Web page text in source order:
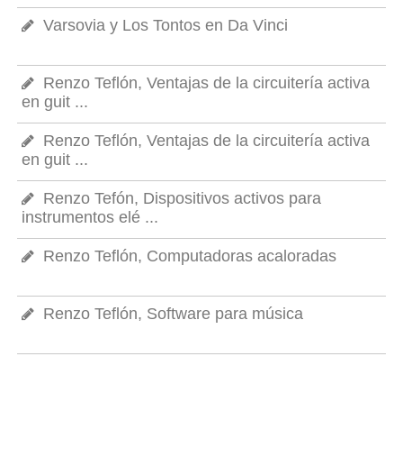
Varsovia y Los Tontos en Da Vinci
Renzo Teflón, Ventajas de la circuitería activa
en guit ...
Renzo Teflón, Ventajas de la circuitería activa
en guit ...
Renzo Tefón, Dispositivos activos para
instrumentos elé ...
Renzo Teflón, Computadoras acaloradas
Renzo Teflón, Software para música